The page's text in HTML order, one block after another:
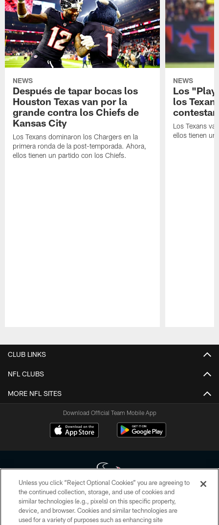
NEWS
Después de tapar bocas los
Houston Texas van por la
grande contra los Chiefs de
Kansas City
Los Texans dominaron los Chargers en la
primera ronda de la post-temporada. Ahora,
ellos tienen un partido con los Chiefs.
NEWS
Los
los
contestar
Los Texans
ellos tienen un
CLUB LINKS
NFL CLUBS
MORE NFL SITES
Download Official Team Mobile App
Copyright © 2026 Houston Texans. All rights reserved. No portion of
HoustonTexans.com may be duplicated, redistributed or manipulated in any
form. By accessing any information beyond this page, you agree to abide by
Unless you click “Reject Optional Cookies” you are agreeing to
the continued collection, storage, and use of cookies and
similar technologies (e.g., pixels) on this specific property,
device, and browser. Cookies and similar technologies are
used for a variety of purposes such as enhancing site